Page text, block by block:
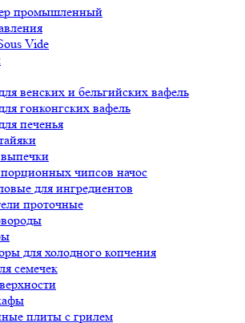
промышленный
Vide
венских и бельгийских вафель
гонконгских вафель
печенья
чипсов начос
для ингредиентов
проточные
для холодного копчения
семечек
плиты с грилем